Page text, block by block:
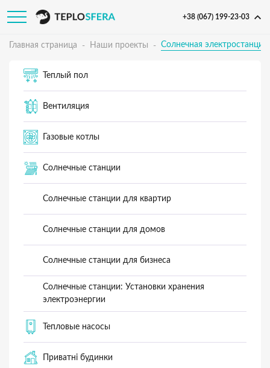
+38 (067) 199-23-03
Главная страница Наши проекты Солнечная
Теплый пол
Вентиляция
Газовые котлы
Солнечные станции
Солнечные станции для квартир
Солнечные станции для домов
Солнечные станции для бизнеса
Солнечные станции: Установки хранения
электроэнергии
Тепловые насосы
Приватні будинки